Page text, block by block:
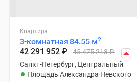
Квартира
3-комнатная 84.55 м2
42 291 952 ₽ 45 475 218₽
Санкт-Петербург, Центральный
Площадь Александра Невского